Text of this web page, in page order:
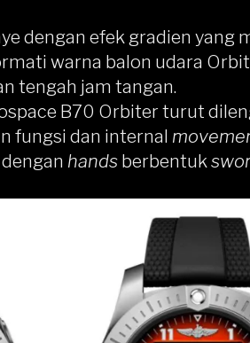
dengan efek gradien yang
warna balon udara
tengah jam tangan.
B70 Orbiter turut
fungsi dan internal
hands berbentuk